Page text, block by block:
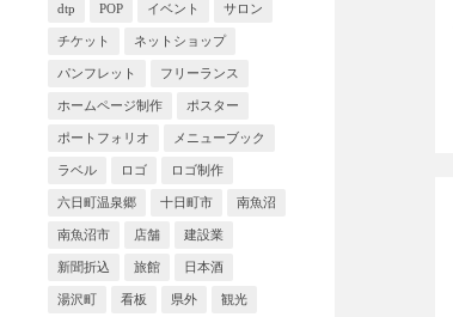
dtp POP イベント サロン
チケット ネットショップ
パンフレット フリーランス
ホームページ制作 ポスター
ポートフォリオ メニューブック
ラベル ロゴ ロゴ制作
六日町温泉郷 十日町市 南魚沼
南魚沼市 店舗 建設業
新聞折込 旅館 日本酒
湯沢町 看板 県外 観光